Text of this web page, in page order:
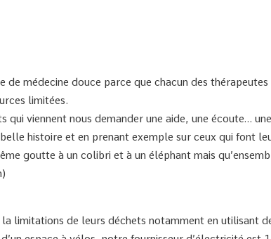
médecine douce parce que chacun des
limitées.
viennent nous demander une aide, une écoute…
histoire et en prenant exemple sur ceux qui font
goutte à un colibri et à un éléphant mais
limitations de leurs déchets notamment en utilisant